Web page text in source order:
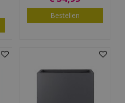
Bestellen